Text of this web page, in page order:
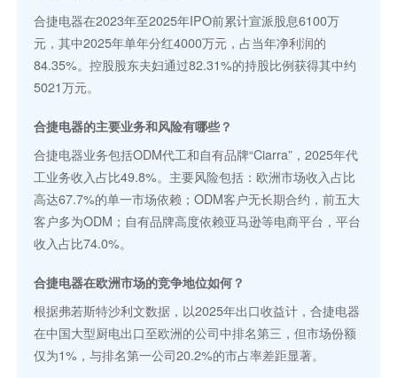
合捷电器在2023年至2025年IPO前累计宣派股息6100万
元，其中2025年单年分红4000万元，占当年净利润的
84.35%。控股股东夫妇通过82.31%的持股比例获得其中约
5021万元。
合捷电器的主要业务和风险有哪些？
合捷电器业务包括ODM代工和自有品牌“Ciarra”，2025年代
工业务收入占比49.8%。主要风险包括：欧洲市场收入占比
高达67.7%的单一市场依赖；ODM客户无长期合约，前五大
客户多为ODM；自有品牌高度依赖亚马逊等电商平台，平台
收入占比74.0%。
合捷电器在欧洲市场的竞争地位如何？
根据弗若斯特沙利文数据，以2025年出口收益计，合捷电器
在中国大型厨电出口至欧洲的公司中排名第三，但市场份额
仅为1%，与排名第一公司20.2%的市占率差距显著。